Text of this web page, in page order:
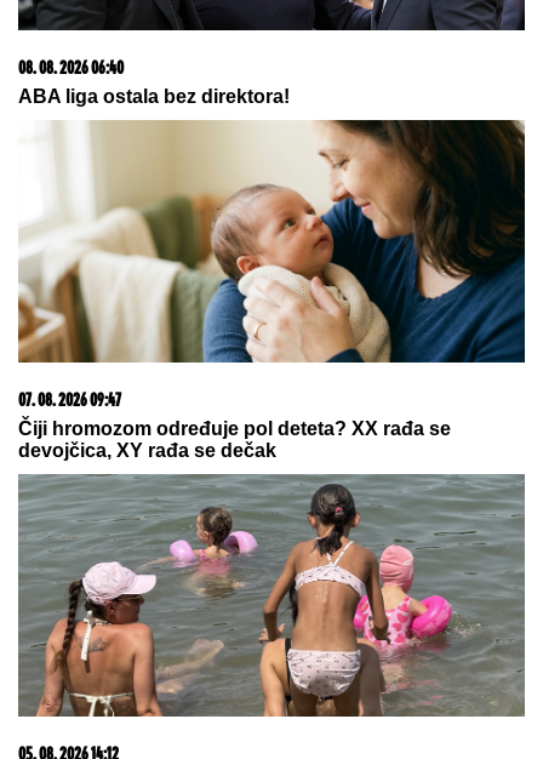
Pevačica (47) se zaljubila u
KONOBARA NA PRIMORJU, danas
su primer kako BRAK treba da
izgleda: "Ako vam muž brani da
napredujete, NIJE ZA VAS"
"DVA PUTA SU SE BORILI ZA MOJ
ŽIVOT"Preživela je gubitak bebe i
rečenicu koja joj je slomila srce, a
danas ostavlja bolan period iza sebe
ZRNO KAO GRUMEN ZLATA: UMuzeju Vojvodine
otvorena izložba o začinima (FOTO)